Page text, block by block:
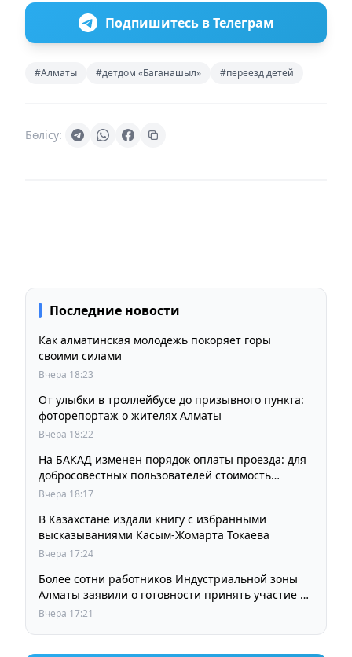
Подпишитесь в Телеграм
#Алматы #детдом «Баганашыл» #переезд детей
Бөлісу:
Последние новости
Как алматинская молодежь покоряет горы
своими силами
Вчера 18:23
От улыбки в троллейбусе до призывного пункта:
фоторепортаж о жителях Алматы
Вчера 18:22
На БАКАД изменен порядок оплаты проезда: для
добросовестных пользователей стоимость
остается прежней
Вчера 18:17
В Казахстане издали книгу с избранными
высказываниями Касым-Жомарта Токаева
Вчера 17:24
Более сотни работников Индустриальной зоны
Алматы заявили о готовности принять участие в
выборах членов Курылтая
Вчера 17:21